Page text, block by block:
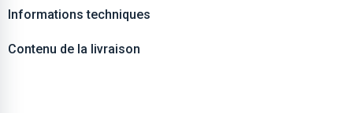
Informations techniques
Contenu de la livraison